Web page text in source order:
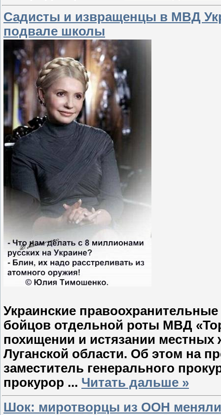
Садисты и извращенцы в МВД
подвале школы
Украинские
бойцов отдельной роты МВД
похищении и истязании местных
Луганской области. Об этом на
заместитель генерального
прокурор ... Читать дальше »
Шок: миротворцы из ООН меняли